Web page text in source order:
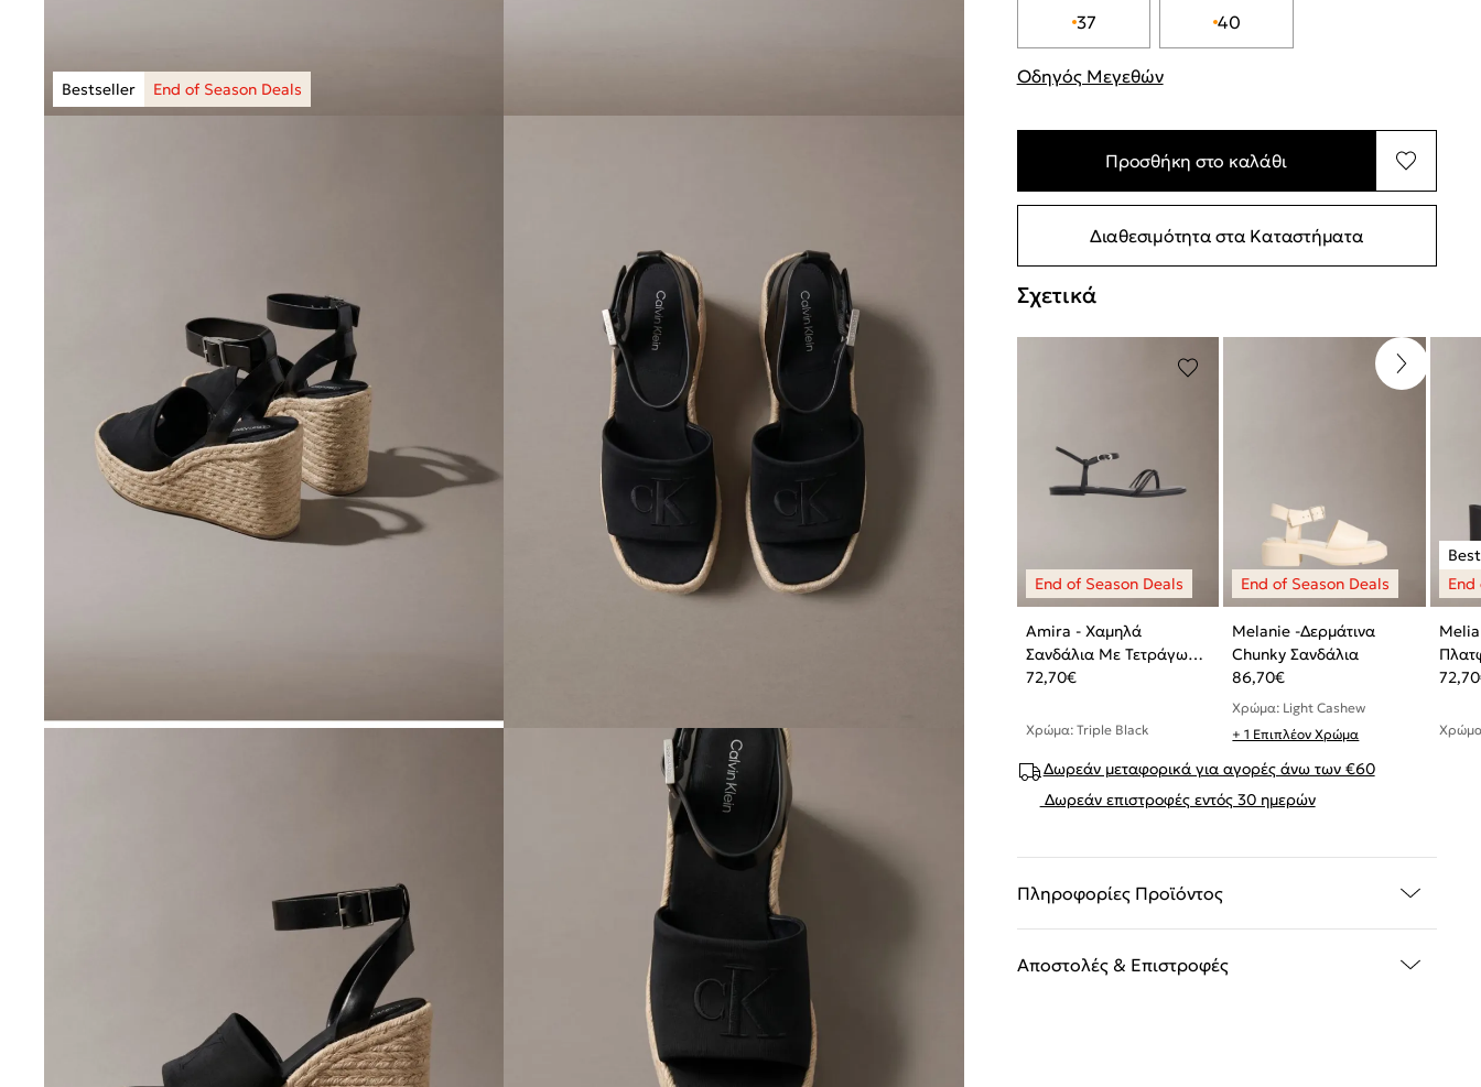
37 40
Οδηγός Μεγεθών
Προσθήκη στο καλάθι
Διαθεσιμότητα στα Καταστήματα
Σχετικά
Amira - Χαμηλά
Σανδάλια Με Τετράγωνη
Μύτη
72,70€
Χρώμα: Triple Black
Melanie -Δερμάτινα
Chunky Σανδάλια
86,70€
Χρώμα: Light Cashew
+ 1 Επιπλέον Χρώμα
72,70
Δωρεάν μεταφορικά για αγορές άνω των €60
Δωρεάν επιστροφές εντός 30 ημερών
Πληροφορίες Προϊόντος
Αποστολές & Επιστροφές